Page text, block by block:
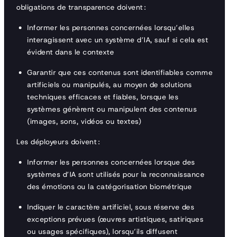
obligations de transparence doivent :
Informer les personnes concernées lorsqu’elles
interagissent avec un système d’IA, sauf si cela est
évident dans le contexte
Garantir que ces contenus sont identifiables comme
artificiels ou manipulés, au moyen de solutions
techniques efficaces et fiables, lorsque les
systèmes génèrent ou manipulent des contenus
(images, sons, vidéos ou textes)
Les déployeurs doivent :
Informer les personnes concernées lorsque des
systèmes d’IA sont utilisés pour la reconnaissance
des émotions ou la catégorisation biométrique
Indiquer le caractère artificiel, sous réserve des
exceptions prévues (œuvres artistiques, satiriques
ou usages spécifiques), lorsqu’ils diffusent